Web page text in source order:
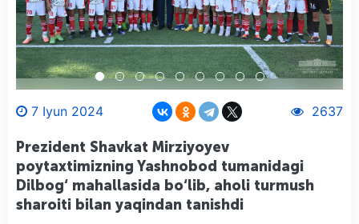
7 Iyun 2024 2637
Prezident Shavkat Mirziyoyev
poytaxtimizning Yashnobod tumanidagi
Dilbog‘ mahallasida bo‘lib, aholi turmush
sharoiti bilan yaqindan tanishdi